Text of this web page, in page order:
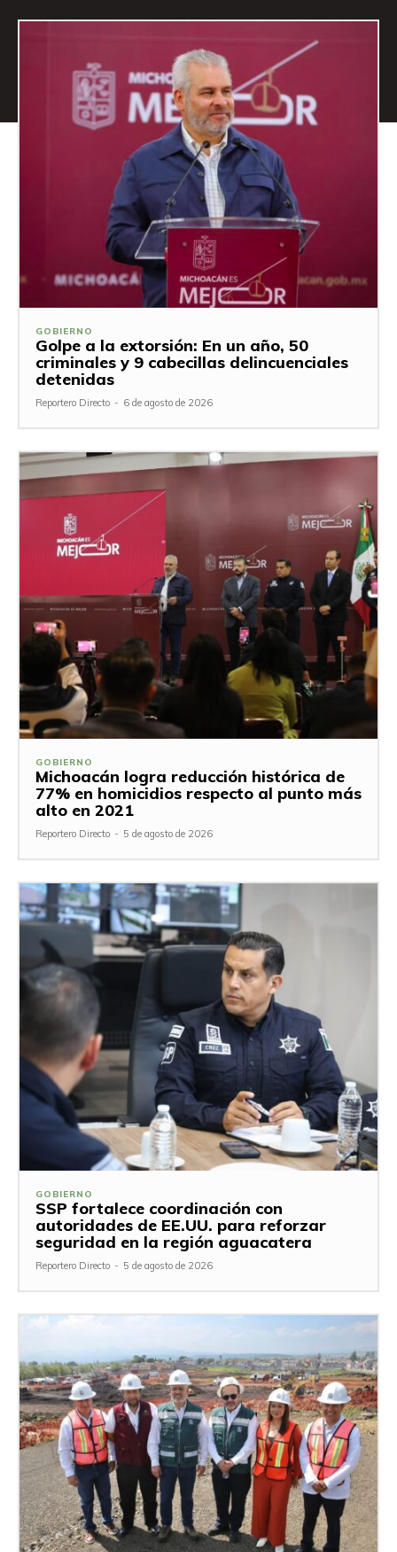
GOBIERNO
Golpe a la extorsión: En un año, 50
criminales y 9 cabecillas delincuenciales
detenidas
Reportero Directo - 6 de agosto de 2026
GOBIERNO
Michoacán logra reducción histórica de
77% en homicidios respecto al punto más
alto en 2021
Reportero Directo - 5 de agosto de 2026
GOBIERNO
SSP fortalece coordinación con
autoridades de EE.UU. para reforzar
seguridad en la región aguacatera
Reportero Directo - 5 de agosto de 2026